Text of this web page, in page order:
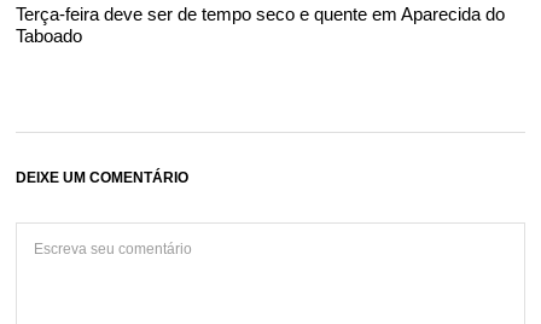
Terça-feira deve ser de tempo seco e quente em Aparecida do
Taboado
DEIXE UM COMENTÁRIO